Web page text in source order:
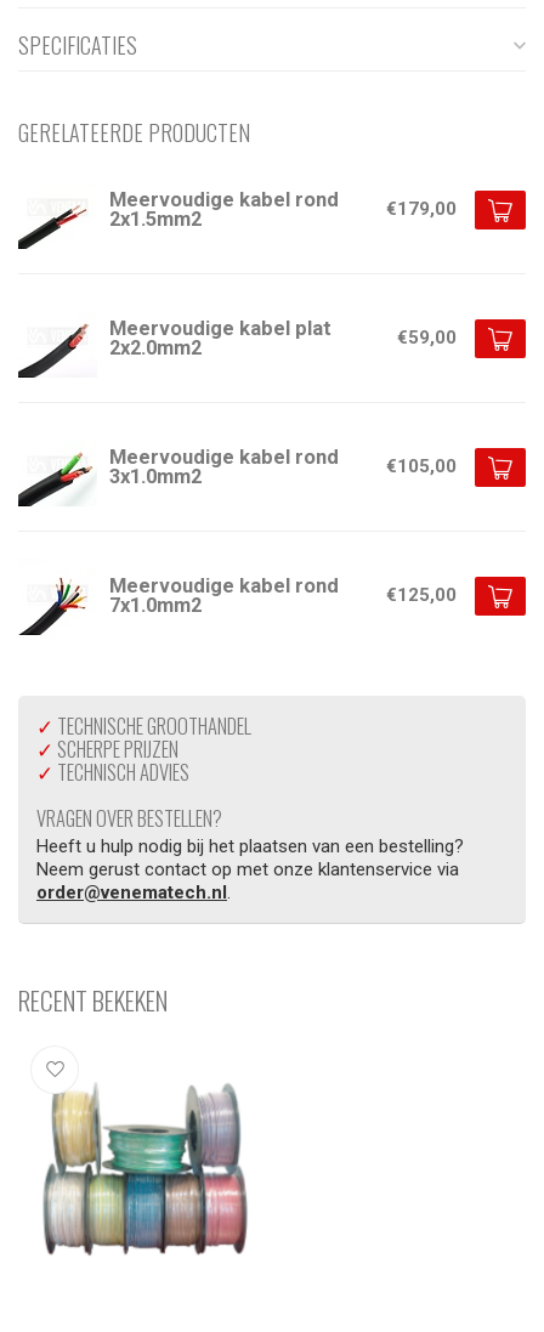
SPECIFICATIES
GERELATEERDE PRODUCTEN
Meervoudige kabel rond
2x1.5mm2
€179,00
Meervoudige kabel plat
2x2.0mm2
€59,00
Meervoudige kabel rond
3x1.0mm2
€105,00
Meervoudige kabel rond
7x1.0mm2
€125,00
✓ TECHNISCHE GROOTHANDEL
✓ SCHERPE PRIJZEN
✓ TECHNISCH ADVIES
VRAGEN OVER BESTELLEN?
Heeft u hulp nodig bij het plaatsen van een bestelling?
Neem gerust contact op met onze klantenservice via
order@venematech.nl.
RECENT BEKEKEN